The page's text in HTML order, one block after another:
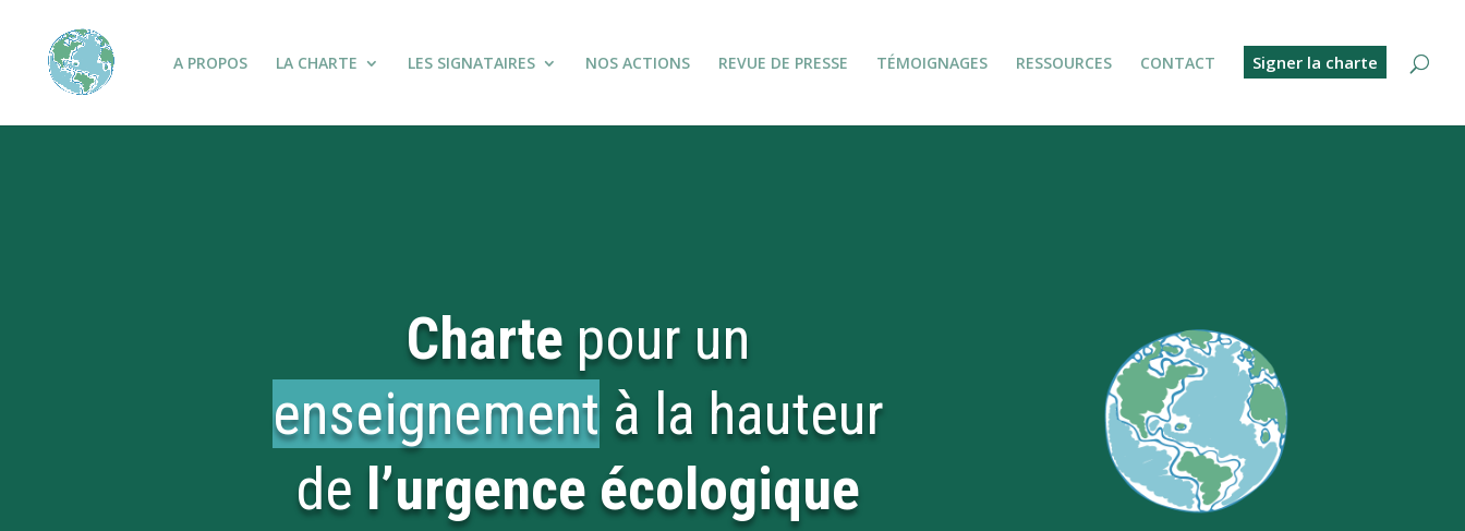
A PROPOS LA CHARTE LES SIGNATAIRES NOS ACTIONS REVUE DE PRESSE TÉMOIGNAGES RESSOURCES CONTACT Signer la charte
Charte pour un
enseignement à la hauteur
de l’urgence écologique